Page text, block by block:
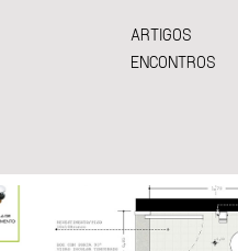
ARTIGOS
ENCONTROS